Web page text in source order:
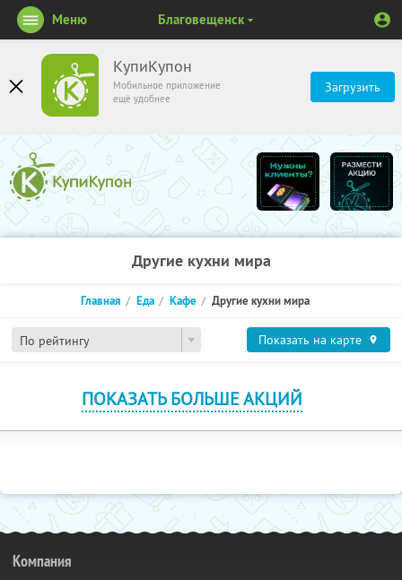
КупиКупон
Мобильное приложение
ещё удобнее
Загрузить
Меню Благовещенск
Другие кухни мира
По рейтингу
Главная Еда Кафе Другие кухни мира
Показать на карте
ПОКАЗАТЬ БОЛЬШЕ АКЦИЙ
Компания